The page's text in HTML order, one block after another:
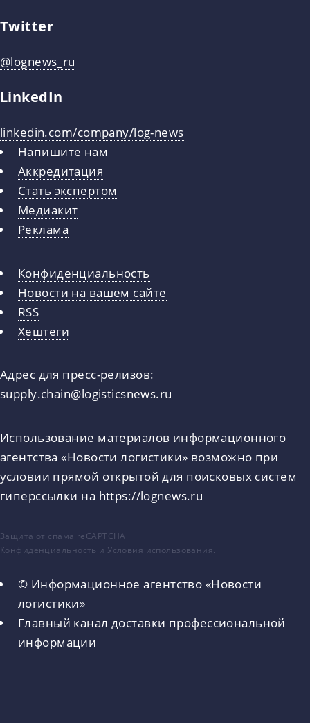
Twitter
@lognews_ru
LinkedIn
linkedin.com/company/log-news
Напишите нам
Аккредитация
Стать экспертом
Медиакит
Реклама
Конфиденциальность
Новости на вашем сайте
RSS
Хештеги
Адрес для пресс-релизов:
supply.chain@logisticsnews.ru
Использование материалов информационного
агентства «Новости логистики» возможно при
условии прямой открытой для поисковых систем
гиперссылки на https://lognews.ru
Защита от спама reCAPTCHA
Конфиденциальность иУсловия использования.
© Информационное агентство «Новости
логистики»
Главный канал доставки профессиональной
информации